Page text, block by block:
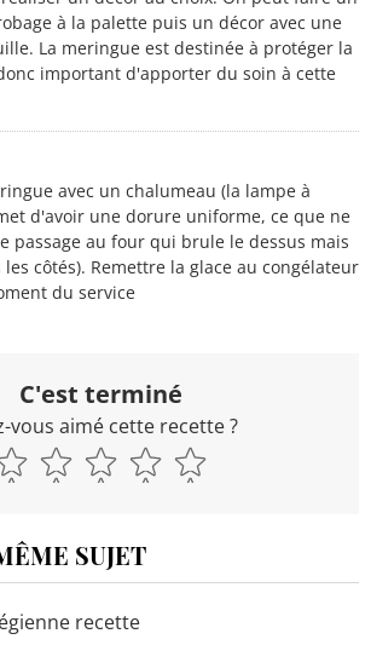
à la palette puis un décor avec une
La meringue est destinée à protéger la
important d'apporter du soin à cette
avec un chalumeau (la lampe à
d'avoir une dorure uniforme, ce que ne
passage au four qui brule le dessus mais
les côtés). Remettre la glace au congélateur
du service
C'est terminé
vous aimé cette recette ?
SUJET
recette